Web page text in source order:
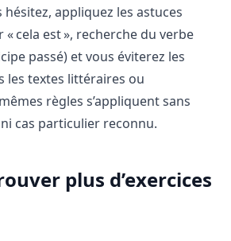
appliquez les astuces
cela est », recherche du verbe
passé) et vous éviterez les
les textes littéraires ou
règles s’appliquent sans
cas particulier reconnu.
plus d’exercices